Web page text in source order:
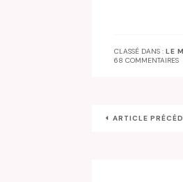
CLASSÉ DANS : LE
68 COMMENTAIRES
ARTICLE